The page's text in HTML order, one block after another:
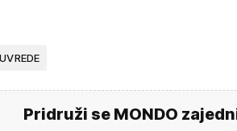
UVREDE
Pridruži se MONDO